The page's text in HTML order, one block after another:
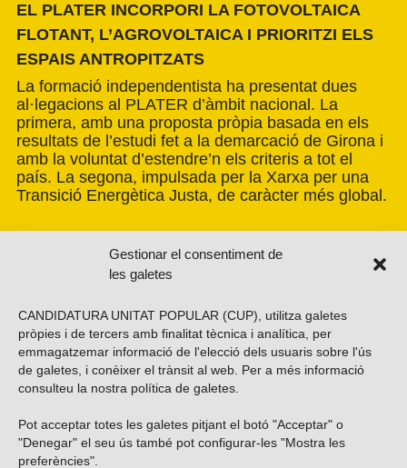
Gestionar el consentiment de
les galetes
CANDIDATURA UNITAT POPULAR (CUP), utilitza galetes
pròpies i de tercers amb finalitat tècnica i analítica, per
emmagatzemar informació de l'elecció dels usuaris sobre l'ús
de galetes, i conèixer el trànsit al web. Per a més informació
consulteu la nostra política de galetes
Pot acceptar totes les galetes pitjant el botó "Acceptar" o
"Denegar" el seu ús també pot configurar-les "Mostra les
preferències".
EL PLATER INCORPORI LA FOTOVOLTAICA
FLOTANT, L’AGROVOLTAICA I PRIORITZI ELS
ESPAIS ANTROPITZATS
La formació independentista ha presentat dues
al·legacions al PLATER d’àmbit nacional. La
primera, amb una proposta pròpia basada en els
resultats de l’estudi fet a la demarcació de Girona i
amb la voluntat d’estendre’n els criteris a tot el
país. La segona, impulsada per la Xarxa per una
Transició Energètica Justa, de caràcter més global.
Vols subscriure’t al nostre butlletí?